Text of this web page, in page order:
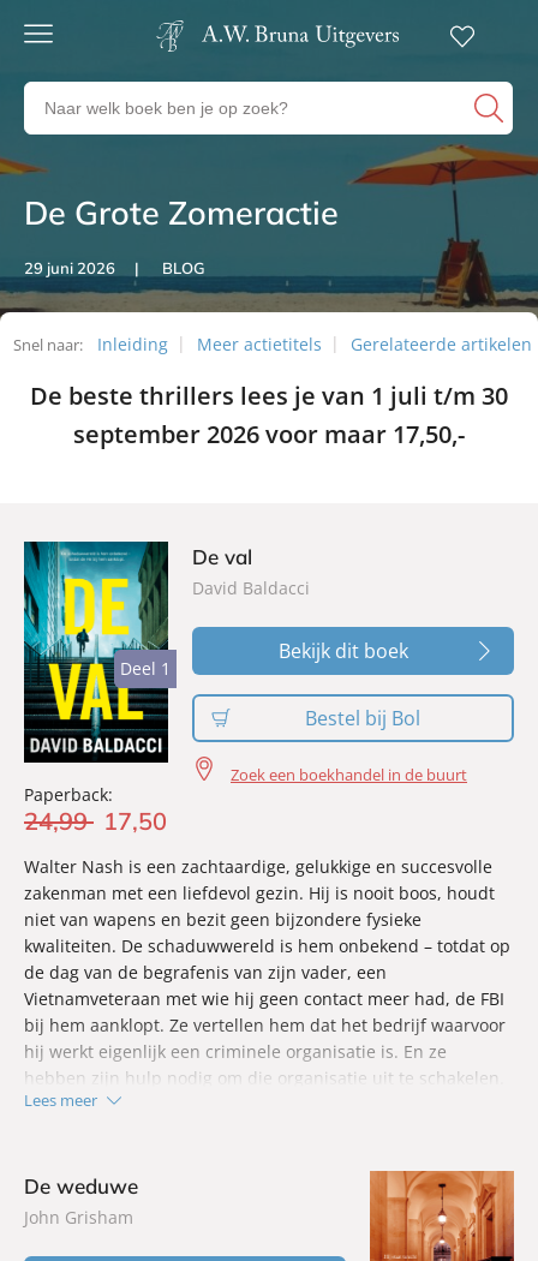
Gratis
23:00
besteld,
volgende
werkdag
in huis
betalen
Gratis
Zoeken
naar
auteurs
en
uitgevers
Artikelen
De Grote Zomeractie
29 juni 2026 BLOG
Snel naar: Inleiding Meer actietitels
Gerelateerde artikelen
Artikelen
De beste thrillers lees je van 1 juli t/m 30
september 2026 voor maar 17,50,-
Deel 1
Deel 1
Paperback:
24,99 17,50
De val
David Baldacci
Bekijk dit boek
Bestel bij Bol
Zoek een boekhandel in de buurt
Walter Nash is een zachtaardige, gelukkige en succesvolle
zakenman met een liefdevol gezin. Hij is nooit boos, houdt
niet van wapens en bezit geen bijzondere fysieke
kwaliteiten. De schaduwwereld is hem onbekend – totdat op
de dag van de begrafenis van zijn vader, een
Vietnamveteraan met wie hij geen contact meer had, de FBI
bij hem aanklopt. Ze vertellen hem dat het bedrijf waarvoor
hij werkt eigenlijk een criminele organisatie is. En ze
hebben zijn hulp nodig om die organisatie uit te schakelen.
ervan wordt beschuldigd haar te hebben misbruikt, valt zijn
perfecte wereld in duigen. Om zijn onschuld te bewijzen
moet Walter Nash iemand anders worden: een man van
geweld en fysieke kracht, die doelgericht de donkere wereld
Lees meer
De weduwe
John Grisham